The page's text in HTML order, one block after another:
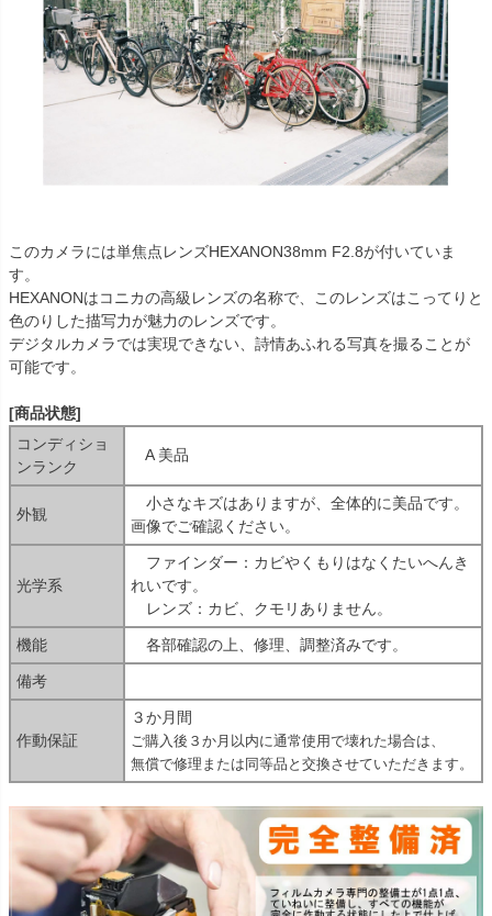
このカメラには単焦点レンズHEXANON38mm F2.8が付いていま
す。
HEXANONはコニカの高級レンズの名称で、このレンズはこってりと
色のりした描写力が魅力のレンズです。
デジタルカメラでは実現できない、詩情あふれる写真を撮ることが
可能です。
[商品状態]
コンディショ
ンランク
A 美品
外観
小さなキズはありますが、全体的に美品です。
画像でご確認ください。
光学系
ファインダー：カビやくもりはなくたいへんき
れいです。
レンズ：カビ、クモリありません。
機能 各部確認の上、修理、調整済みです。
備考
作動保証
３か月間
ご購入後３か月以内に通常使用で壊れた場合は、
無償で修理または同等品と交換させていただきます。